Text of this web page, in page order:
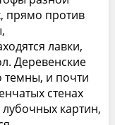
прямо против
лавки,
Деревенские
темны, и почти
стенах
картин,